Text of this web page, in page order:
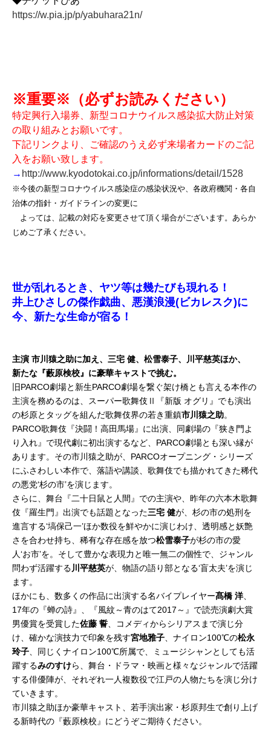
https://w.pia.jp/p/yabuhara21n/
※重要※（必ずお読みください）
特定興行入場券、新型コロナウイルス感染拡大防止対策
の取り組みとお願いです。
下記リンクより、ご確認のうえ必ず来場者カードのご記
入をお願い致します。
→ http://www.kyodotokai.co.jp/informations/detail/1528
※今後の新型コロナウイルス感染症の感染状況や、各政府機関・各自
治体の指針・ガイドラインの変更に
よっては、記載の対応を変更させて頂く場合がございます。あらか
じめご了承ください。
世が乱れるとき、ヤツ等は幾たびも現れる！
井上ひさしの傑作戯曲、悪漢浪漫(ビカレスク)に
今、新たな生命が宿る！
主演 市川猿之助に加え、三宅 健、松雪泰子、川平慈英ほか、
新たな『藪原検校』に豪華キャストで挑む。
旧PARCO劇場と新生PARCO劇場を繋ぐ架け橋とも言える本作の
主演を務めるのは、スーパー歌舞伎Ⅱ『新版 オグリ』でも演出
の杉原とタッグを組んだ歌舞伎界の若き重鎮市川猿之助。
PARCO歌舞伎『決闘！高田馬場』に出演、同劇場の『狭き門よ
り入れ』で現代劇に初出演するなど、PARCO劇場とも深い縁が
あります。その市川猿之助が、PARCOオープニング・シリーズ
にふさわしい本作で、落語や講談、歌舞伎でも描かれてきた稀代
の悪党‘杉の市’を演じます。
さらに、舞台『二十日鼠と人間』での主演や、昨年の六本木歌舞
伎『羅生門』出演でも話題となった三宅 健が、杉の市の処刑を
進言する‘塙保己一’ほか数役を鮮やかに演じわけ、透明感と妖艶
さを合わせ持ち、稀有な存在感を放つ松雪泰子が杉の市の愛
人‘お市’を。そして豊かな表現力と唯一無二の個性で、ジャンル
問わず活躍する川平慈英が、物語の語り部となる‘盲太夫’を演じ
ます。
ほかにも、数多くの作品に出演する名バイプレイヤー髙橋 洋、
17年の『蝉の詩』、『風紋～青のはて2017～』で読売演劇大賞
男優賞を受賞した佐藤 誓 、コメディからシリアスまで演じ分
け、確かな演技力で印象を残す宮地雅子 、ナイロン100℃の松永
玲子 、同じくナイロン100℃所属で、ミュージシャンとしても活
躍するみのすけら、舞台・ドラマ・映画と様々なジャンルで活躍
する俳優陣が、それぞれ一人複数役で江戸の人物たちを演じ分け
ていきます。
市川猿之助ほか豪華キャスト、若手演出家・杉原邦生で創り上げ
る新時代の『藪原検校』にどうぞご期待ください。